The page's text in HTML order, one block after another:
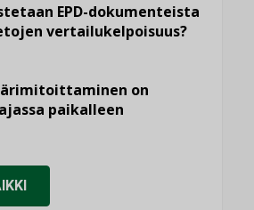
EPD-dokumenteista
vertailukelpoisuus?
on
paikalleen